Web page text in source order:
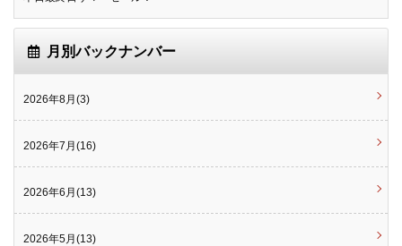
月別バックナンバー
2026年8月(3)
2026年7月(16)
2026年6月(13)
2026年5月(13)